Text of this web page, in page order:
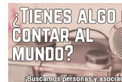
c
e
b
i
t
t
e
d